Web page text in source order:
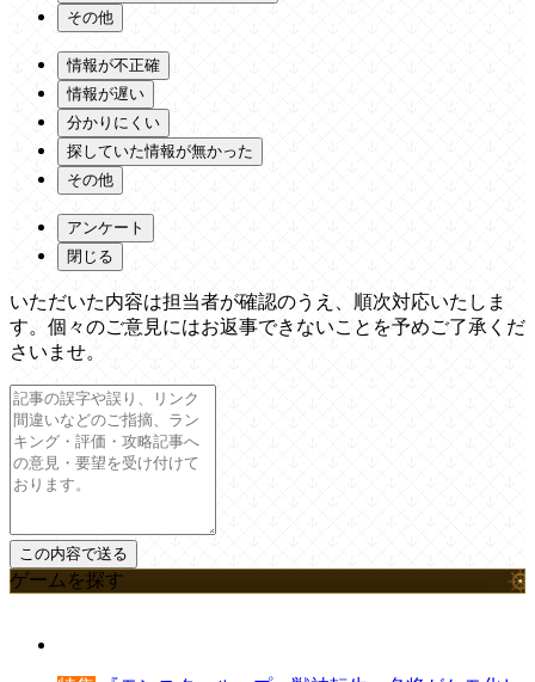
その他
情報が不正確
情報が遅い
分かりにくい
探していた情報が無かった
その他
アンケート
閉じる
いただいた内容は担当者が確認のうえ、順次対応いたしま
す。個々のご意見にはお返事できないことを予めご了承くだ
さいませ。
ゲームを探す